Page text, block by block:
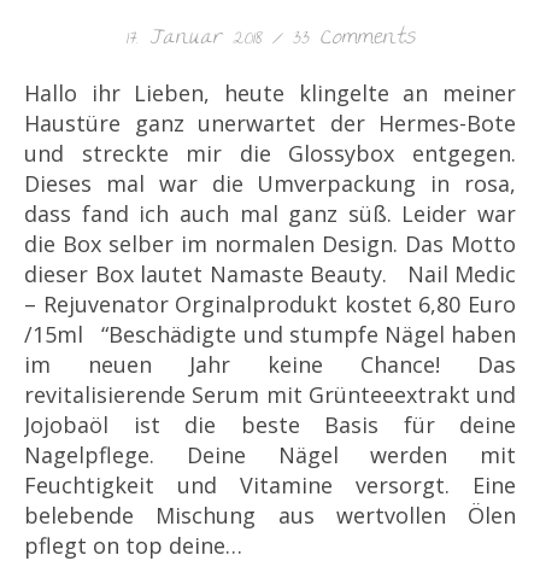
17. Januar 2018 / 33 Comments
Hallo ihr Lieben, heute klingelte an meiner
Haustüre ganz unerwartet der Hermes-Bote
und streckte mir die Glossybox entgegen.
Dieses mal war die Umverpackung in rosa,
dass fand ich auch mal ganz süß. Leider war
die Box selber im normalen Design. Das Motto
dieser Box lautet Namaste Beauty. Nail Medic
– Rejuvenator Orginalprodukt kostet 6,80 Euro
/15ml “Beschädigte und stumpfe Nägel haben
im neuen Jahr keine Chance! Das
revitalisierende Serum mit Grünteeextrakt und
Jojobaöl ist die beste Basis für deine
Nagelpflege. Deine Nägel werden mit
Feuchtigkeit und Vitamine versorgt. Eine
belebende Mischung aus wertvollen Ölen
pflegt on top deine…